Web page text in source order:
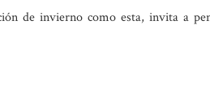
de invierno como esta, invita a